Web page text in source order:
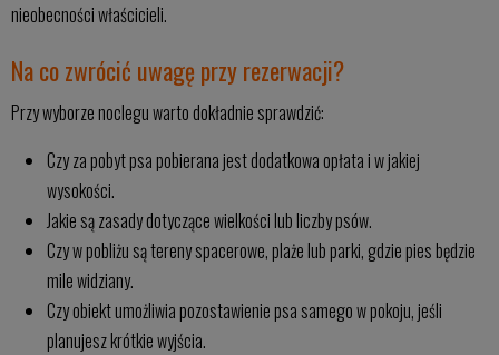
nieobecności właścicieli.
Na co zwrócić uwagę przy rezerwacji?
Przy wyborze noclegu warto dokładnie sprawdzić:
Czy za pobyt psa pobierana jest dodatkowa opłata i w jakiej
wysokości.
Jakie są zasady dotyczące wielkości lub liczby psów.
Czy w pobliżu są tereny spacerowe, plaże lub parki, gdzie pies będzie
mile widziany.
Czy obiekt umożliwia pozostawienie psa samego w pokoju, jeśli
planujesz krótkie wyjścia.